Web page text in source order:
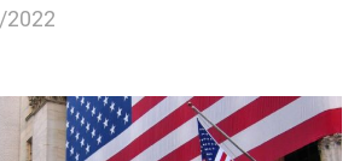
2022